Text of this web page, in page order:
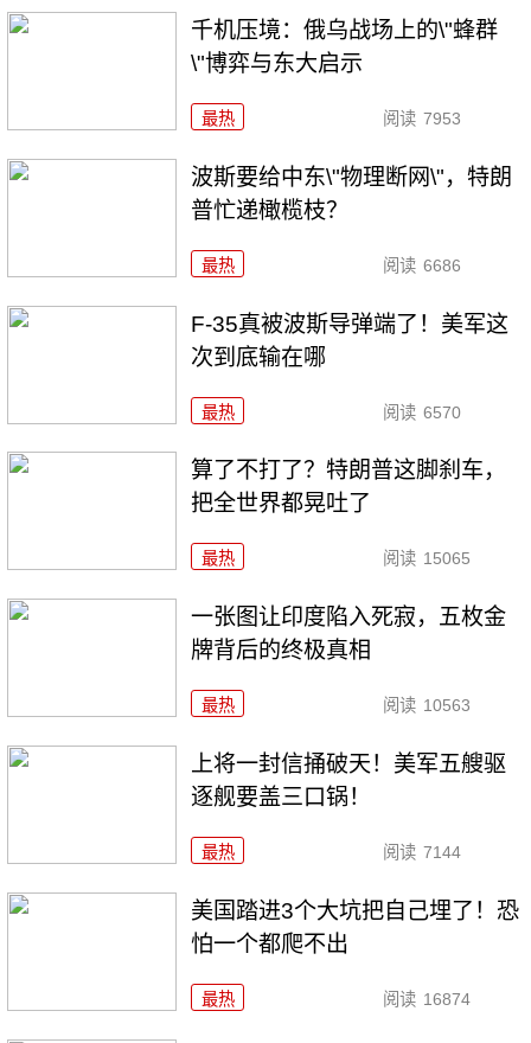
千机压境：俄乌战场上的\"蜂群
\"博弈与东大启示
最热 阅读 7953
波斯要给中东\"物理断网\"，特朗
普忙递橄榄枝？
最热 阅读 6686
F-35真被波斯导弹端了！美军这
次到底输在哪
最热 阅读 6570
算了不打了？特朗普这脚刹车，
把全世界都晃吐了
最热 阅读 15065
一张图让印度陷入死寂，五枚金
牌背后的终极真相
最热 阅读 10563
上将一封信捅破天！美军五艘驱
逐舰要盖三口锅！
最热 阅读 7144
美国踏进3个大坑把自己埋了！恐
怕一个都爬不出
最热 阅读 16874